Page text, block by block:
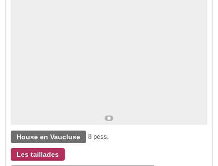
House en Vaucluse 8 pess.
Les taillades